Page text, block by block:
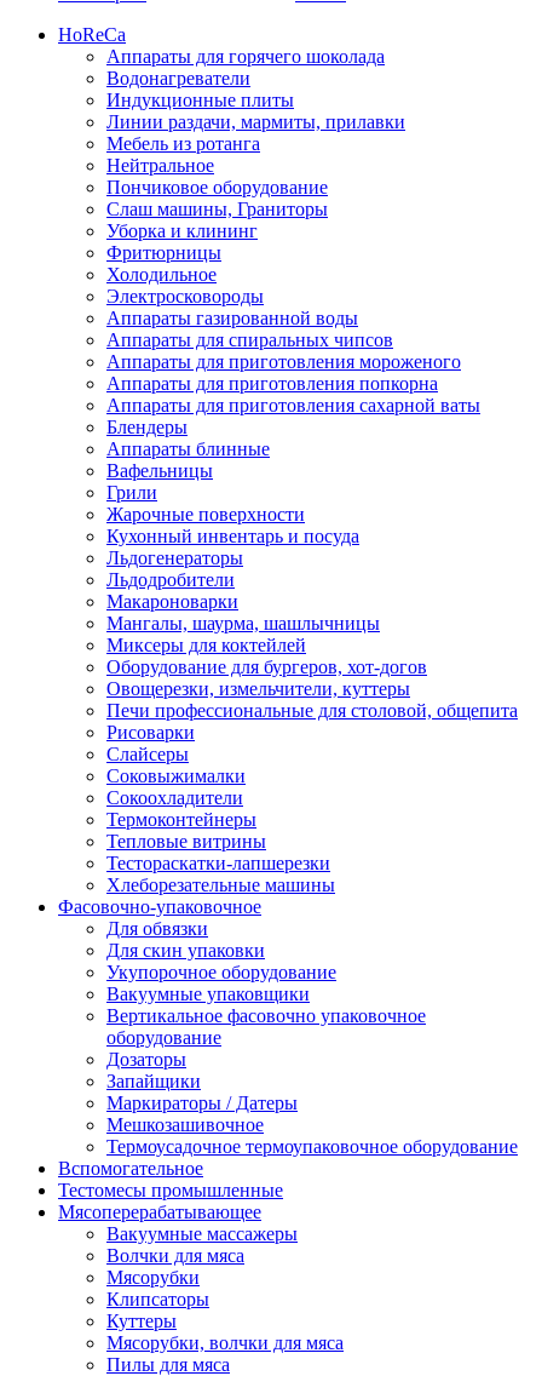
HoReCa
Аппараты для горячего шоколада
Водонагреватели
Индукционные плиты
Линии раздачи, мармиты, прилавки
Мебель из ротанга
Нейтральное
Пончиковое оборудование
Слаш машины, Граниторы
Уборка и клининг
Фритюрницы
Холодильное
Электросковороды
Аппараты газированной воды
Аппараты для спиральных чипсов
Аппараты для приготовления мороженого
Аппараты для приготовления попкорна
Аппараты для приготовления сахарной ваты
Блендеры
Аппараты блинные
Вафельницы
Грили
Жарочные поверхности
Кухонный инвентарь и посуда
Льдогенераторы
Льдодробители
Макароноварки
Мангалы, шаурма, шашлычницы
Миксеры для коктейлей
Оборудование для бургеров, хот-догов
Овощерезки, измельчители, куттеры
Печи профессиональные для столовой, общепита
Рисоварки
Слайсеры
Соковыжималки
Сокоохладители
Термоконтейнеры
Тепловые витрины
Тестораскатки-лапшерезки
Хлеборезательные машины
Фасовочно-упаковочное
Для обвязки
Для скин упаковки
Укупорочное оборудование
Вакуумные упаковщики
Вертикальное фасовочно упаковочное
оборудование
Дозаторы
Запайщики
Маркираторы / Датеры
Мешкозашивочное
Термоусадочное термоупаковочное оборудование
Вспомогательное
Тестомесы промышленные
Мясоперерабатывающее
Вакуумные массажеры
Волчки для мяса
Мясорубки
Клипсаторы
Куттеры
Мясорубки, волчки для мяса
Пилы для мяса